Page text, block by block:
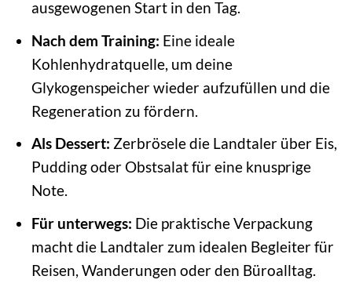
ausgewogenen Start in den Tag.
Nach dem Training: Eine ideale
Kohlenhydratquelle, um deine
Glykogenspeicher wieder aufzufüllen und die
Regeneration zu fördern.
Als Dessert: Zerbrösele die Landtaler über Eis,
Pudding oder Obstsalat für eine knusprige
Note.
Für unterwegs: Die praktische Verpackung
macht die Landtaler zum idealen Begleiter für
Reisen, Wanderungen oder den Büroalltag.